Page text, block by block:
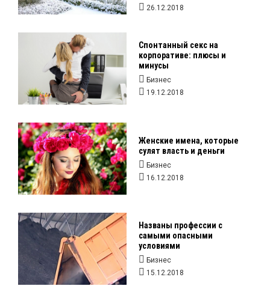
26.12.2018
Спонтанный секс на
корпоративе: плюсы и
минусы
Бизнес
19.12.2018
Женские имена, которые
сулят власть и деньги
Бизнес
16.12.2018
Названы профессии с
самыми опасными
условиями
Бизнес
15.12.2018